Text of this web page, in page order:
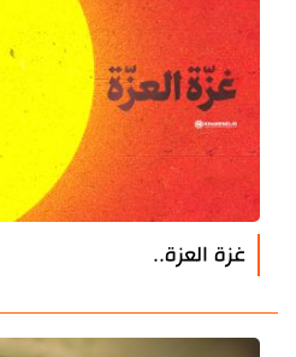
غزة العزة..